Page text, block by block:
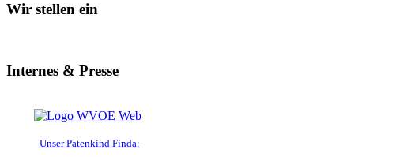
Wir stellen ein
Internes & Presse
Unser Patenkind Finda: